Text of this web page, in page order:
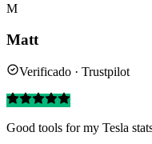
M
Matt
Verificado · Trustpilot
Good tools for my Tesla